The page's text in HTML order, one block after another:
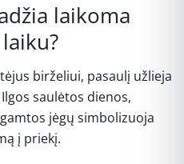
laikoma
birželiui, pasaulį užlieja
saulėtos dienos,
jėgų simbolizuoja
į priekį.